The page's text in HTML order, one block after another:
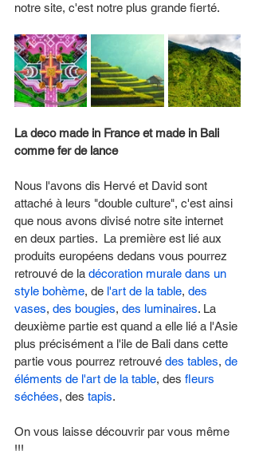
notre site, c'est notre plus grande fierté.
La deco made in France et made in Bali
comme fer de lance
Nous l'avons dis Hervé et David sont
attaché à leurs "double culture", c'est ainsi
que nous avons divisé notre site internet
en deux parties.  La première est lié aux
produits européens dedans vous pourrez
retrouvé de la décoration murale dans un
style bohème, de l'art de la table, des
vases, des bougies, des luminaires. La
deuxième partie est quand a elle lié a l'Asie
plus précisément a l'ile de Bali dans cette
partie vous pourrez retrouvé des tables, de
éléments de l'art de la table, des fleurs
séchées, des tapis.
On vous laisse découvrir par vous même